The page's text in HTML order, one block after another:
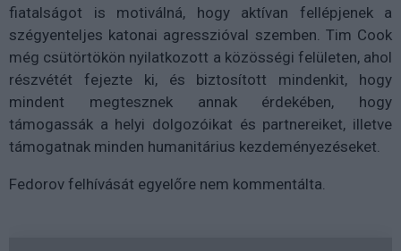
fiatalságot is motiválná, hogy aktívan fellépjenek a
szégyenteljes katonai agresszióval szemben. Tim Cook
még csütörtökön nyilatkozott a közösségi felületen, ahol
részvétét fejezte ki, és biztosított mindenkit, hogy
mindent megtesznek annak érdekében, hogy
támogassák a helyi dolgozóikat és partnereiket, illetve
támogatnak minden humanitárius kezdeményezéseket.
Fedorov felhívását egyelőre nem kommentálta.